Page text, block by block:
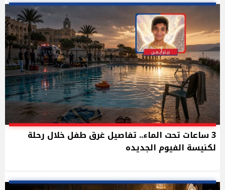
3 ساعات تحت الماء.. تفاصيل غرق طفل خلال رحلة
لكنيسة الفيوم الجديده